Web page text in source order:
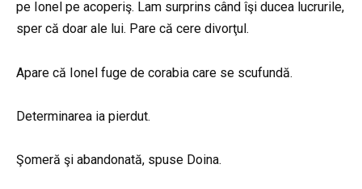
pe Ionel pe acoperiş. Lam surprins când îşi ducea lucrurile,
sper că doar ale lui. Pare că cere divorţul.
Apare că Ionel fuge de corabia care se scufundă.
Determinarea ia pierdut.
Şomeră şi abandonată, spuse Doina.